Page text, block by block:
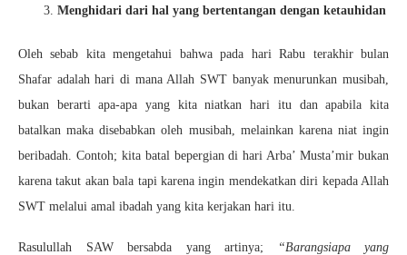
Menghidari dari hal yang bertentangan dengan ketauhidan
Oleh sebab kita mengetahui bahwa pada hari Rabu terakhir bulan
Shafar adalah hari di mana Allah SWT banyak menurunkan musibah,
bukan berarti apa-apa yang kita niatkan hari itu dan apabila kita
batalkan maka disebabkan oleh musibah, melainkan karena niat ingin
beribadah. Contoh; kita batal bepergian di hari Arba’ Musta’mir bukan
karena takut akan bala tapi karena ingin mendekatkan diri kepada Allah
SWT melalui amal ibadah yang kita kerjakan hari itu.
Rasulullah SAW bersabda yang artinya;
“Barangsiapa yang